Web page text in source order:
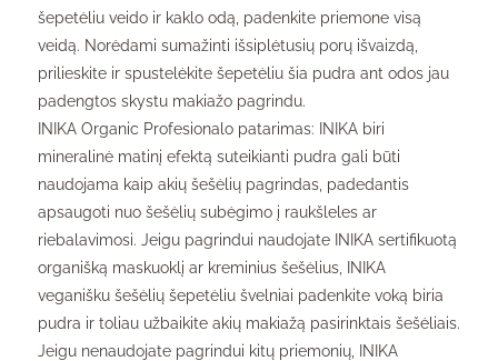
šepetėliu veido ir kaklo odą, padenkite priemone visą
veidą. Norėdami sumažinti išsiplėtusių porų išvaizdą,
prilieskite ir spustelėkite šepetėliu šia pudra ant odos jau
padengtos skystu makiažo pagrindu.
INIKA Organic Profesionalo patarimas: INIKA biri
mineralinė matinį efektą suteikianti pudra gali būti
naudojama kaip akių šešėlių pagrindas, padedantis
apsaugoti nuo šešėlių subėgimo į raukšleles ar
riebalavimosi. Jeigu pagrindui naudojate INIKA sertifikuotą
organišką maskuoklį ar kreminius šešėlius, INIKA
veganišku šešėlių šepetėliu švelniai padenkite voką biria
pudra ir toliau užbaikite akių makiažą pasirinktais šešėliais.
Jeigu nenaudojate pagrindui kitų priemonių, INIKA